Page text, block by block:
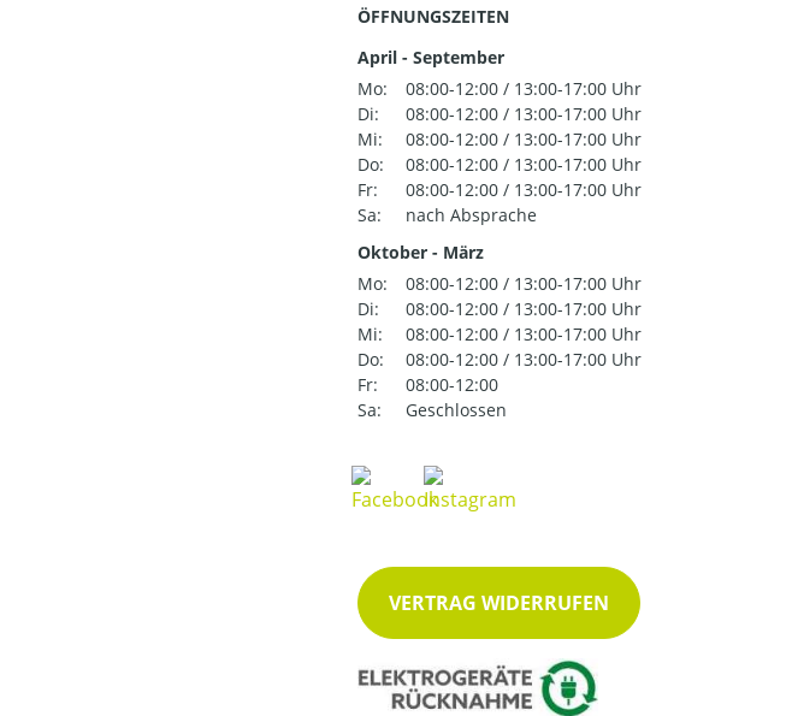
ÖFFNUNGSZEITEN
April - September
Mo:
08:00-12:00 / 13:00-17:00 Uhr
Di:
08:00-12:00 / 13:00-17:00 Uhr
Mi:
08:00-12:00 / 13:00-17:00 Uhr
Do:
08:00-12:00 / 13:00-17:00 Uhr
Fr:
08:00-12:00 / 13:00-17:00 Uhr
Sa:
nach Absprache
Oktober - März
Mo:
08:00-12:00 / 13:00-17:00 Uhr
Di:
08:00-12:00 / 13:00-17:00 Uhr
Mi:
08:00-12:00 / 13:00-17:00 Uhr
Do:
08:00-12:00 / 13:00-17:00 Uhr
Fr:
08:00-12:00
Sa:
Geschlossen
VERTRAG WIDERRUFEN